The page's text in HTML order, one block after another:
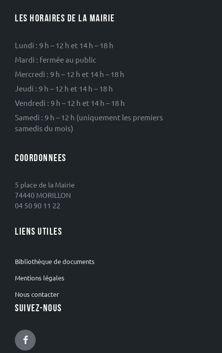
LES HORAIRES DE LA MAIRIE
Lundi : 9 h – 12 h et 14 h – 18 h
Mardi : fermée au public
Mercredi : 9 h – 12 h et 14 h – 18 h
Jeudi : 9 h – 12 h et 14 h – 18 h
Vendredi : 9 h – 12 h et 14 h – 18 h
Samedi : 9 h – 12 h (uniquement les premiers
samedis du mois)
COORDONNEES
5 place de la Mairie
74440 MORILLON
04 50 90 11 22
LIENS UTILES
Bibliothèque de documents
Mentions légales
Nous contacter
SUIVEZ-NOUS
Facebook